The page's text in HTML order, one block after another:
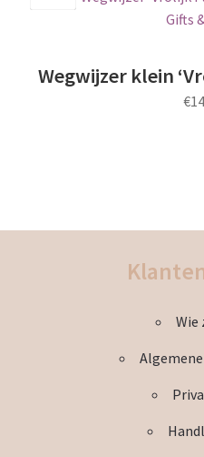
Wegwijzer klein
€
Wie